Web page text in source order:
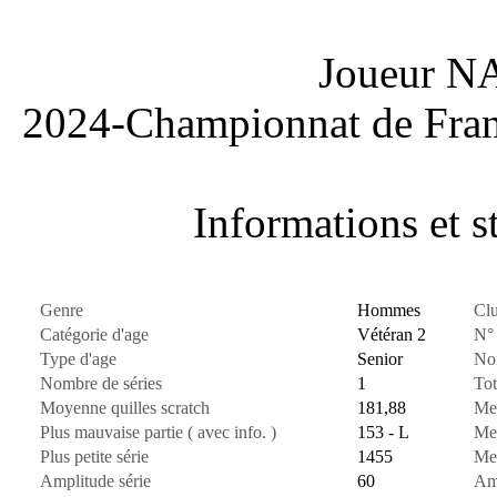
Joueur
2024-Championnat de
Informations et
Genre Hommes
Catégorie d'age
Vétéran 2
N°
Type d'age
Senior
Nombre de séries
1
Moyenne quilles scratch
181,88
Plus mauvaise partie ( avec info. )
153 - L
Plus petite série
1455
Amplitude série
60